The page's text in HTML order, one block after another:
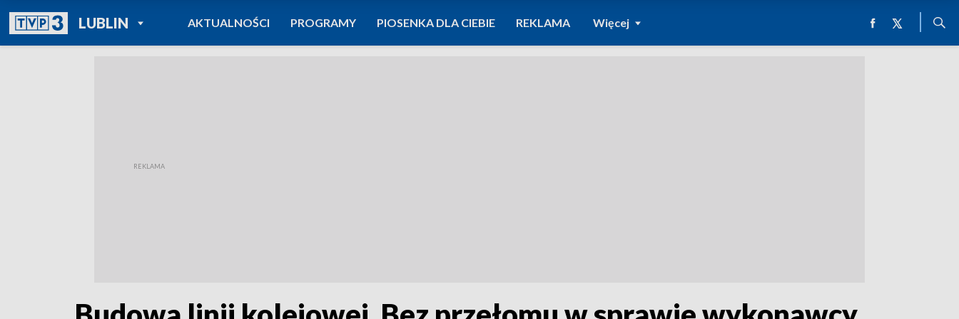
LUBLINPOWRÓT DO
TVP REGIONY
AKTUALNOŚCI PROGRAMY PIOSENKA DLA CIEBIE REKLAMA Więcej